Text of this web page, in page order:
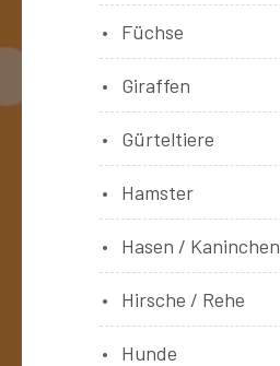
Füchse
Giraffen
Gürteltiere
Hamster
Hasen / Kaninchen
Hirsche / Rehe
Hunde